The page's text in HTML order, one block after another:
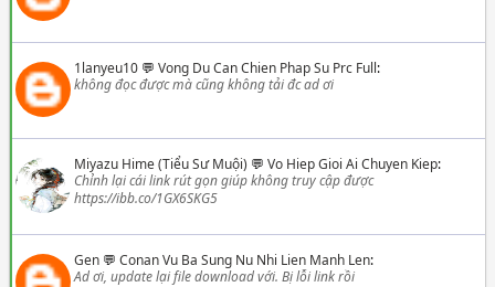
1lanyeu10💬 Vong Du Can Chien Phap Su Prc Full:
không đọc được mà cũng không tải đc ad ơi
Miyazu Hime (Tiểu Sư Muội) 💬 Vo Hiep Gioi Ai Chuyen Kiep:
Chỉnh lại cái link rút gọn giúp không truy cập được
https://ibb.co/1GX6SKG5
Gen💬 Conan Vu Ba Sung Nu Nhi Lien Manh Len:
Ad ơi, update lại file download với. Bị lỗi link rồi